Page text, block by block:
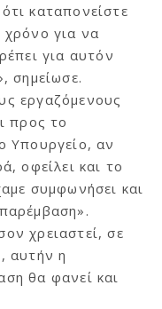
καταπονείστε
χρόνο για να
για αυτόν
σημείωσε.
εργαζόμενους
προς το
Υπουργείο, αν
οφείλει και το
συμφωνήσει και
χρειαστεί, σε
αυτήν η
θα φανεί και